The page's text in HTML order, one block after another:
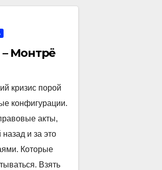
Монтрё
кризис порой
конфигурации.
акты,
и за это
Которые
Взять